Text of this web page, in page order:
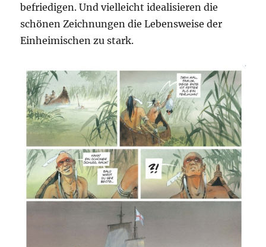
befriedigen. Und vielleicht idealisieren die
schönen Zeichnungen die Lebensweise der
Einheimischen zu stark.